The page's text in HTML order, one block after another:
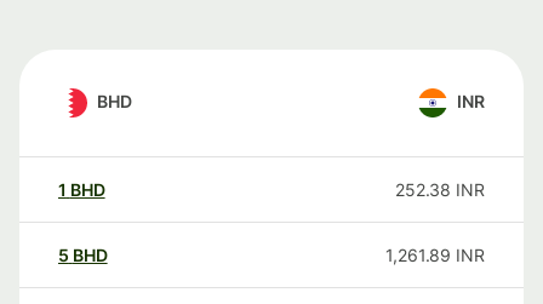
BHD INR
1 BHD 252.38 INR
5 BHD 1,261.89 INR